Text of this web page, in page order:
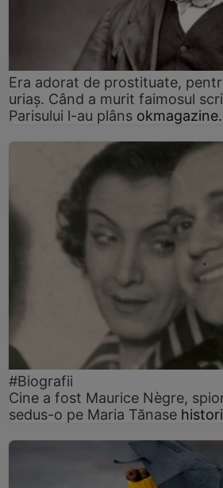
Era adorat de prostituate,
uriaș. Când a murit faimosul
Parisului l-au plâns
#Biografii
Cine a fost Maurice Nègre,
sedus-o pe Maria Tănase